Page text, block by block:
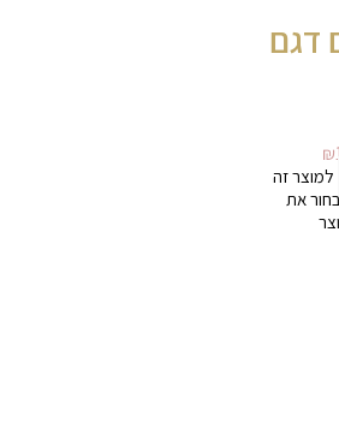
דגם
₪
למוצר זה
את